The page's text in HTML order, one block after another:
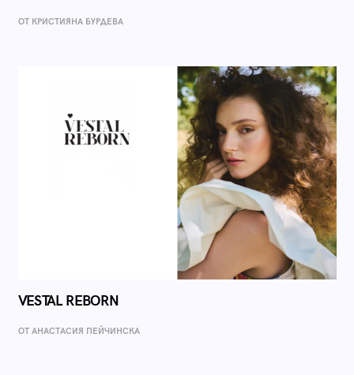
ОТ КРИСТИЯНА БУРДЕВА
VESTAL REBORN
ОТ AНАСТАСИЯ ПЕЙЧИНСКА